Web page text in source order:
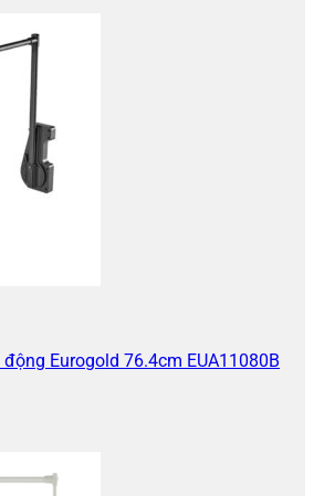
Eurogold 76.4cm EUA11080B